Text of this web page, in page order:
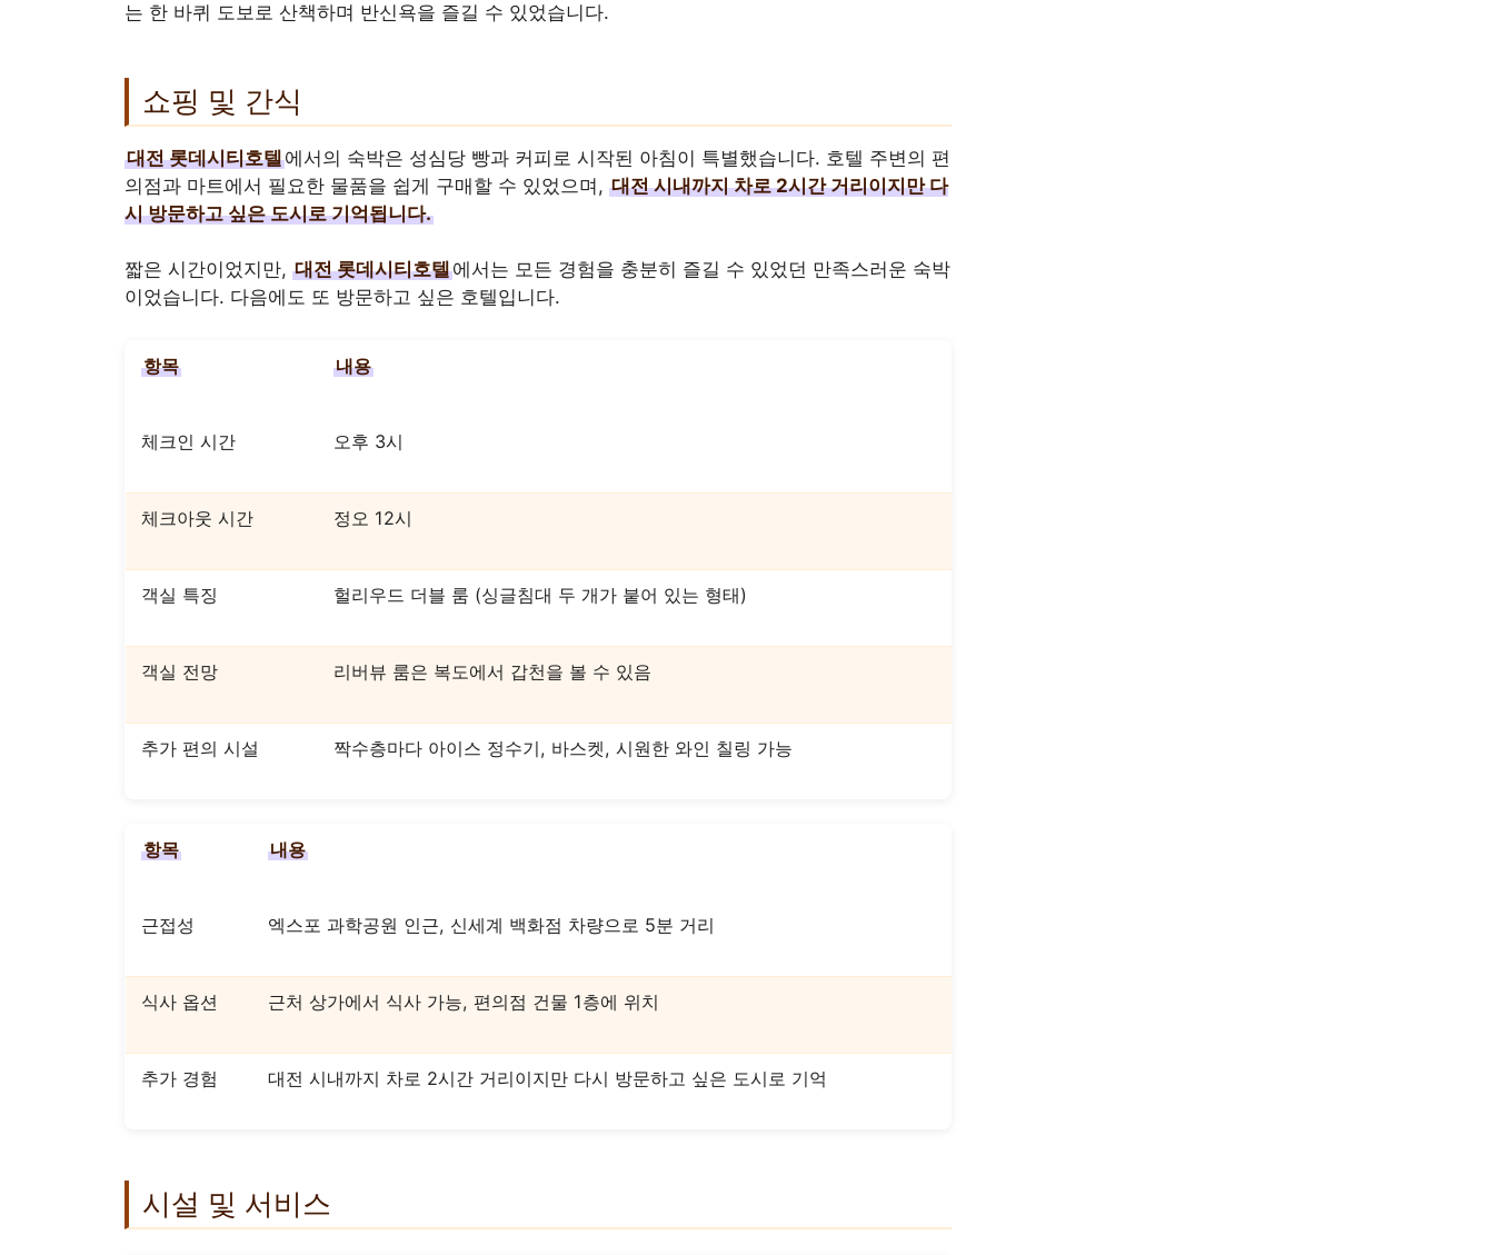
는 한 바퀴 도보로 산책하며 반신욕을 즐길 수 있었습니다.
쇼핑 및 간식
대전 롯데시티호텔에서의 숙박은 성심당 빵과 커피로 시작된 아침이 특별했습니다. 호텔 주변의 편
의점과 마트에서 필요한 물품을 쉽게 구매할 수 있었으며, 대전 시내까지 차로 2시간 거리이지만 다
시 방문하고 싶은 도시로 기억됩니다.
짧은 시간이었지만, 대전 롯데시티호텔에서는 모든 경험을 충분히 즐길 수 있었던 만족스러운 숙박
이었습니다. 다음에도 또 방문하고 싶은 호텔입니다.
항목 내용
체크인 시간 오후 3시
체크아웃 시간 정오 12시
객실 특징 헐리우드 더블 룸 (싱글침대 두 개가 붙어 있는 형태)
객실 전망 리버뷰 룸은 복도에서 갑천을 볼 수 있음
추가 편의 시설 짝수층마다 아이스 정수기, 바스켓, 시원한 와인 칠링 가능
항목 내용
근접성 엑스포 과학공원 인근, 신세계 백화점 차량으로 5분 거리
식사 옵션 근처 상가에서 식사 가능, 편의점 건물 1층에 위치
추가 경험 대전 시내까지 차로 2시간 거리이지만 다시 방문하고 싶은 도시로 기억
시설 및 서비스